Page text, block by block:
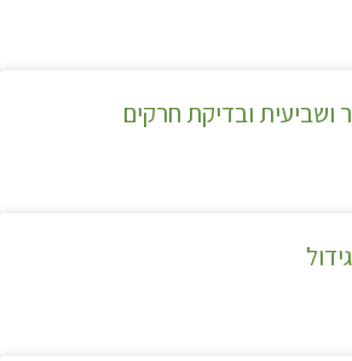
ושביעית ובדיקת חרקים